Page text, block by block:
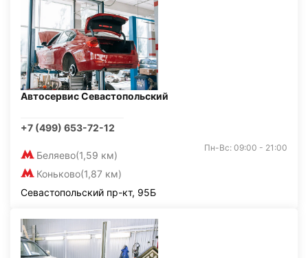
Автосервис Севастопольский
+7 (499) 653-72-12
Беляево(1,59 км)
Коньково(1,87 км)
Пн-Вс: 09:00 - 21:00
Севастопольский пр-кт, 95Б